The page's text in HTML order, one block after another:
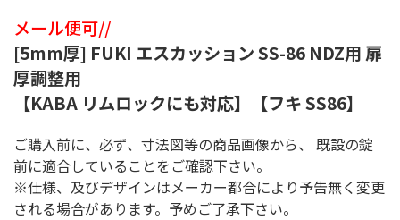
メール便可//
[5mm厚] FUKI エスカッション SS-86 NDZ用 扉
厚調整用
【KABA リムロックにも対応】【フキ SS86】
ご購入前に、必ず、寸法図等の商品画像から、 既設の錠
前に適合していることをご確認下さい。
※仕様、及びデザインはメーカー都合により予告無く変更
される場合があります。予めご了承下さい。